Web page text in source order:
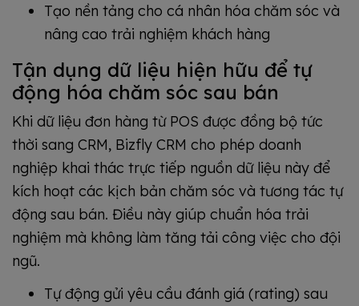
Tạo nền tảng cho cá nhân hóa chăm sóc và
nâng cao trải nghiệm khách hàng
Tận dụng dữ liệu hiện hữu để tự
động hóa chăm sóc sau bán
Khi dữ liệu đơn hàng từ POS được đồng bộ tức
thời sang CRM, Bizfly CRM cho phép doanh
nghiệp khai thác trực tiếp nguồn dữ liệu này để
kích hoạt các kịch bản chăm sóc và tương tác tự
động sau bán. Điều này giúp chuẩn hóa trải
nghiệm mà không làm tăng tải công việc cho đội
ngũ.
Tự động gửi yêu cầu đánh giá (rating) sau